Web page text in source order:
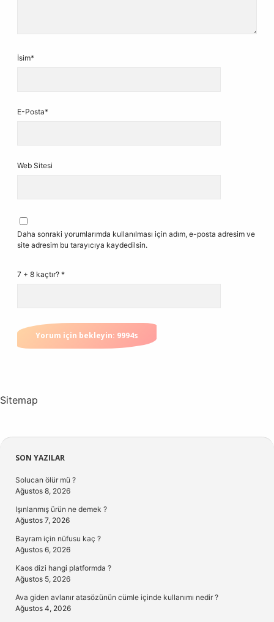
İsim*
E-Posta*
Web Sitesi
Daha sonraki yorumlarımda kullanılması için adım, e-posta adresim ve
site adresim bu tarayıcıya kaydedilsin.
7 + 8 kaçtır? *
Sitemap
Sidebar
SON YAZILAR
Solucan ölür mü ?
Ağustos 8, 2026
Işınlanmış ürün ne demek ?
Ağustos 7, 2026
Bayram için nüfusu kaç ?
Ağustos 6, 2026
Kaos dizi hangi platformda ?
Ağustos 5, 2026
Ava giden avlanır atasözünün cümle içinde kullanımı nedir ?
Ağustos 4, 2026